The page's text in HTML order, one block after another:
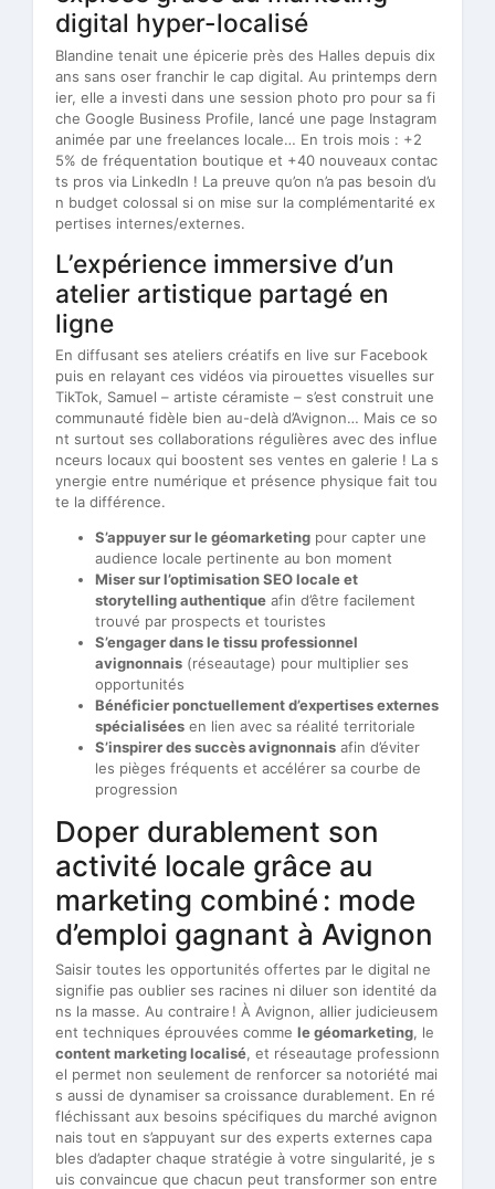
digital hyper-localisé
Blandine tenait une épicerie près des Halles depuis dix
ans sans oser franchir le cap digital. Au printemps dern
ier, elle a investi dans une session photo pro pour sa fi
che Google Business Profile, lancé une page Instagram
animée par une freelances locale… En trois mois : +2
5% de fréquentation boutique et +40 nouveaux contac
ts pros via LinkedIn ! La preuve qu’on n’a pas besoin d’u
n budget colossal si on mise sur la complémentarité ex
pertises internes/externes.
L’expérience immersive d’un
atelier artistique partagé en
ligne
En diffusant ses ateliers créatifs en live sur Facebook
puis en relayant ces vidéos via pirouettes visuelles sur
TikTok, Samuel – artiste céramiste – s’est construit une
communauté fidèle bien au-delà d’Avignon… Mais ce so
nt surtout ses collaborations régulières avec des influe
nceurs locaux qui boostent ses ventes en galerie ! La s
ynergie entre numérique et présence physique fait tou
te la différence.
S’appuyer sur le géomarketing pour capter une
audience locale pertinente au bon moment
Miser sur l’optimisation SEO locale et
storytelling authentique afin d’être facilement
trouvé par prospects et touristes
S’engager dans le tissu professionnel
avignonnais (réseautage) pour multiplier ses
opportunités
Bénéficier ponctuellement d’expertises externes
spécialisées en lien avec sa réalité territoriale
S’inspirer des succès avignonnais afin d’éviter
les pièges fréquents et accélérer sa courbe de
progression
Doper durablement son
activité locale grâce au
marketing combiné : mode
d’emploi gagnant à Avignon
Saisir toutes les opportunités offertes par le digital ne
signifie pas oublier ses racines ni diluer son identité da
ns la masse. Au contraire ! À Avignon, allier judicieusem
ent techniques éprouvées comme le géomarketing, le
content marketing localisé, et réseautage professionn
el permet non seulement de renforcer sa notoriété mai
s aussi de dynamiser sa croissance durablement. En ré
fléchissant aux besoins spécifiques du marché avignon
nais tout en s’appuyant sur des experts externes capa
bles d’adapter chaque stratégie à votre singularité, je s
uis convaincue que chacun peut transformer son entre